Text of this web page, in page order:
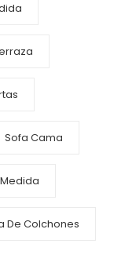
Sofa Cama
De Colchones